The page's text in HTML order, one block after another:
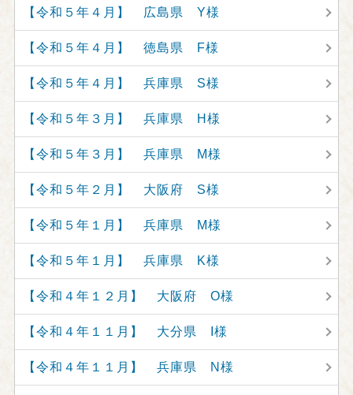
【令和５年４月】 広島県 Y様
【令和５年４月】 徳島県 F様
【令和５年４月】 兵庫県 S様
【令和５年３月】 兵庫県 H様
【令和５年３月】 兵庫県 M様
【令和５年２月】 大阪府 S様
【令和５年１月】 兵庫県 M様
【令和５年１月】 兵庫県 K様
【令和４年１２月】 大阪府 O様
【令和４年１１月】 大分県 I様
【令和４年１１月】 兵庫県 N様